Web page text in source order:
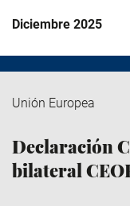
Diciembre 2025
Unión Europea
Declaración
bilateral